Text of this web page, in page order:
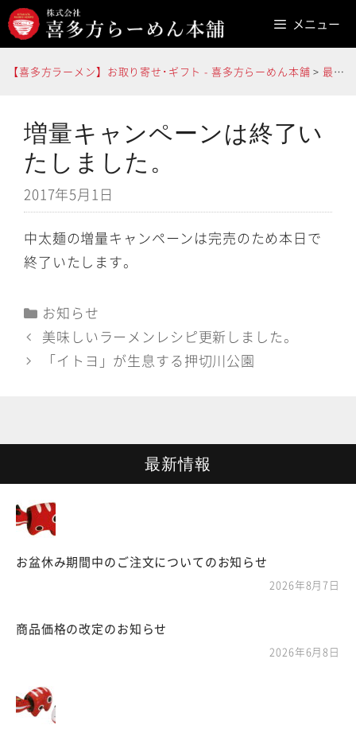
コ
ン
メニュー
【喜多方ラーメン】お取り寄せ･ギフト - 喜多方らーめん本舗 > 最新情報
増量キャンペーンは終了い
たしました。
2017年5月1日
中太麺の増量キャンペーンは完売のため本日で
終了いたします。
カ
テ
ゴ
リ
お知らせ
美味しいラーメンレシピ更新しました。
「イトヨ」が生息する押切川公園
最新情報
お盆休み期間中のご注文についてのお知らせ
2026年8月7日
商品価格の改定のお知らせ
2026年6月8日